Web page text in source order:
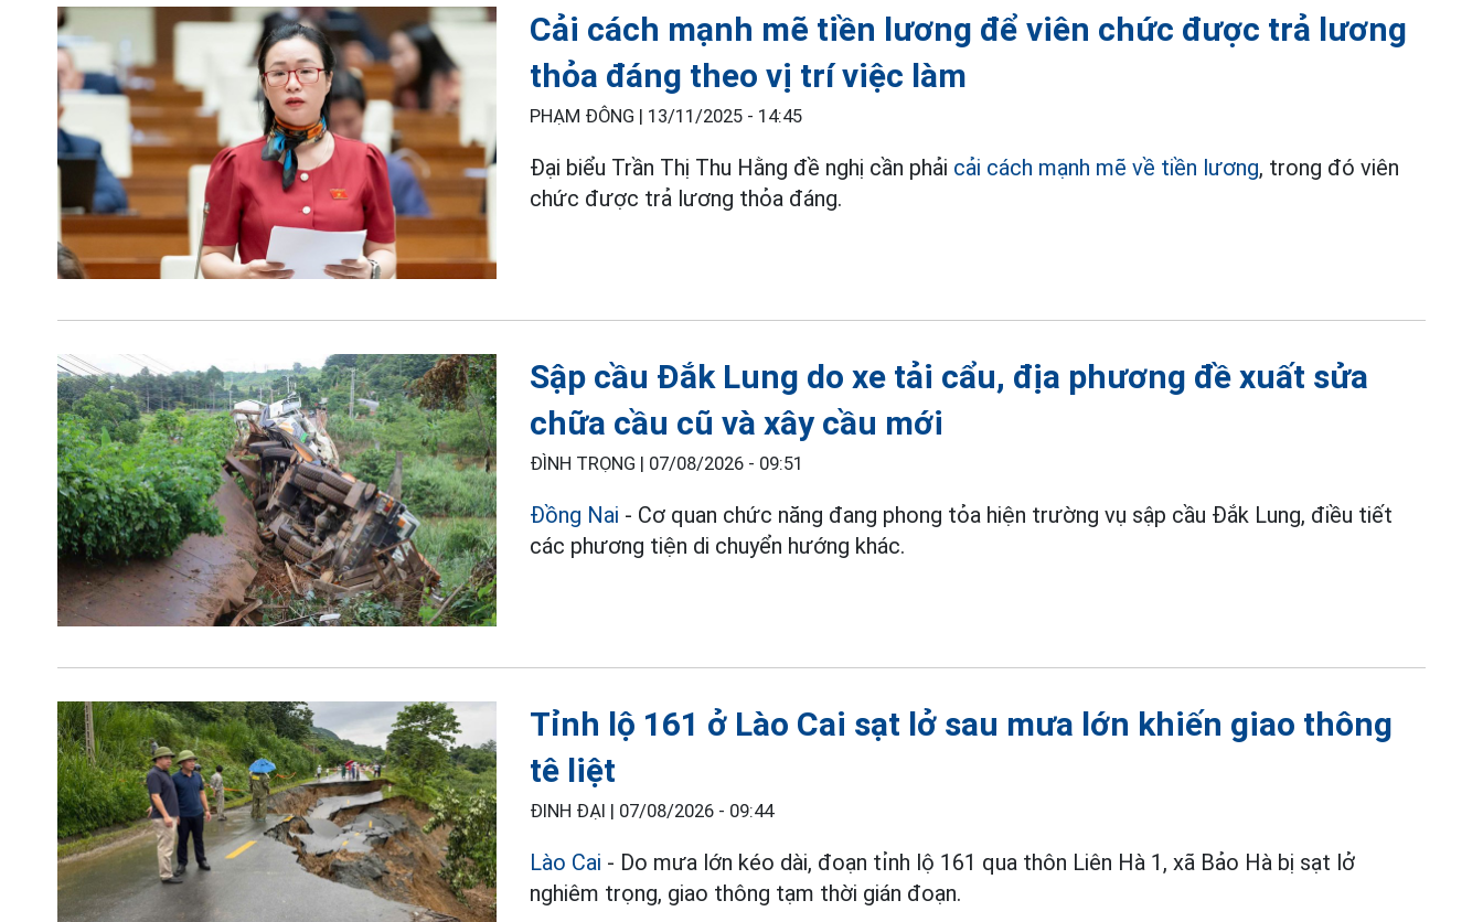
Cải cách mạnh mẽ tiền lương để viên chức được trả lương
thỏa đáng theo vị trí việc làm
PHẠM ĐÔNG | 13/11/2025 - 14:45
Đại biểu Trần Thị Thu Hằng đề nghị cần phải cải cách mạnh mẽ về tiền lương, trong đó viên
chức được trả lương thỏa đáng.
Sập cầu Đắk Lung do xe tải cẩu, địa phương đề xuất sửa
chữa cầu cũ và xây cầu mới
ĐÌNH TRỌNG | 07/08/2026 - 09:51
Đồng Nai - Cơ quan chức năng đang phong tỏa hiện trường vụ sập cầu Đắk Lung, điều tiết
các phương tiện di chuyển hướng khác.
Tỉnh lộ 161 ở Lào Cai sạt lở sau mưa lớn khiến giao thông
tê liệt
ĐINH ĐẠI | 07/08/2026 - 09:44
Lào Cai - Do mưa lớn kéo dài, đoạn tỉnh lộ 161 qua thôn Liên Hà 1, xã Bảo Hà bị sạt lở
nghiêm trọng, giao thông tạm thời gián đoạn.